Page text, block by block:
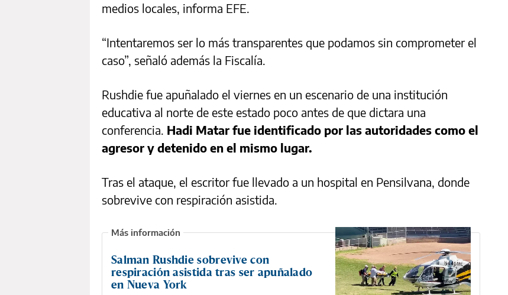
medios locales, informa EFE.
“Intentaremos ser lo más transparentes que podamos sin comprometer el
caso”, señaló además la Fiscalía.
Rushdie fue apuñalado el viernes en un escenario de una institución
educativa al norte de este estado poco antes de que dictara una
conferencia. Hadi Matar fue identificado por las autoridades como el
agresor y detenido en el mismo lugar.
Tras el ataque, el escritor fue llevado a un hospital en Pensilvana, donde
sobrevive con respiración asistida.
Salman Rushdie sobrevive con
respiración asistida tras ser apuñalado
en Nueva York